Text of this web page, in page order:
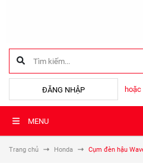
ĐĂNG NHẬP hoặc
MENU
Trang chủ Honda Cụm đèn hậu